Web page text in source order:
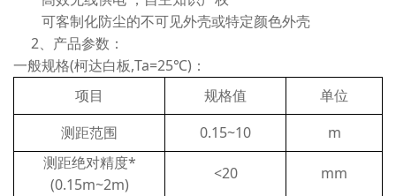
可客制化防尘的不可见外壳或特定颜色外壳
2、产品参数：
一般规格(柯达白板,Ta=25℃)：
项目
规格值
单位
测距范围
0.15~10
m
测距绝对精度*
(0.15m~2m)
<20
mm